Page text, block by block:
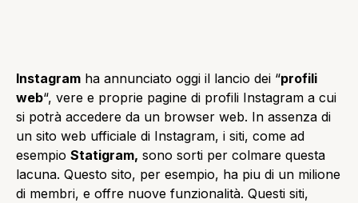
Instagram ha annunciato oggi il lancio dei “profili
web“, vere e proprie pagine di profili Instagram a cui
si potrà accedere da un browser web. In assenza di
un sito web ufficiale di Instagram, i siti, come ad
esempio Statigram, sono sorti per colmare questa
lacuna. Questo sito, per esempio, ha piu di un milione
di membri, e offre nuove funzionalità. Questi siti,